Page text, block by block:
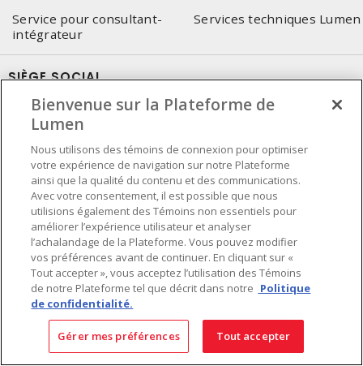
Service pour consultant-
intégrateur
Services techniques Lumen
SIÈGE SOCIAL
4655, Autoroute 440 Ouest
Laval, QC, H7P 5P9
:450 688-9249
Sans frais:1 800 599-9249
Téléc.:450 686-1444
Service d'urgence:1 800 363-0303 (Après les heures de
bureau - 17h00 et 7h00, Frais applicables)
Fait au Canada avec des composants canadiens et importés
INSCRIVEZ-VOUS À L'INFOLETTRE
Obtenez des informations à jour sur les offres de Lumen
Bienvenue sur la Plateforme de
Lumen
Nous utilisons des témoins de connexion pour optimiser
votre expérience de navigation sur notre Plateforme
ainsi que la qualité du contenu et des communications.
Avec votre consentement, il est possible que nous
utilisions également des Témoins non essentiels pour
améliorer l’expérience utilisateur et analyser
l’achalandage de la Plateforme. Vous pouvez modifier
vos préférences avant de continuer. En cliquant sur «
Tout accepter », vous acceptez l’utilisation des Témoins
de notre Plateforme tel que décrit dans notre Politique
de confidentialité.
Gérer mes préférences Tout accepter